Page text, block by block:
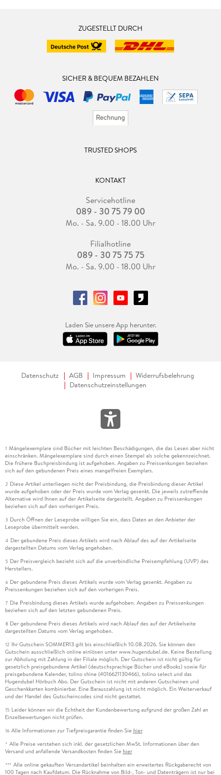
ZUGESTELLT DURCH
SICHER & BEQUEM BEZAHLEN
TRUSTED SHOPS
KONTAKT
Servicehotline
089 - 30 75 79 00
Mo. - Sa. 9.00 - 18.00 Uhr
Filialhotline
089 - 30 75 75 75
Mo. - Sa. 9.00 - 18.00 Uhr
Laden Sie unsere App herunter.
Datenschutz AGB Impressum
Widerrufsbelehrung
Datenschutzeinstellungen
1 Mängelexemplare sind Bücher mit leichten Beschädigungen, die das Lesen aber nicht
einschränken. Mängelexemplare sind durch einen Stempel als solche gekennzeichnet.
Die frühere Buchpreisbindung ist aufgehoben. Angaben zu Preissenkungen beziehen
sich auf den gebundenen Preis eines mangelfreien Exemplars.
2 Diese Artikel unterliegen nicht der Preisbindung, die Preisbindung dieser Artikel
wurde aufgehoben oder der Preis wurde vom Verlag gesenkt. Die jeweils zutreffende
Alternative wird Ihnen auf der Artikelseite dargestellt. Angaben zu Preissenkungen
beziehen sich auf den vorherigen Preis.
3 Durch Öffnen der Leseprobe willigen Sie ein, dass Daten an den Anbieter der
Leseprobe übermittelt werden.
4 Der gebundene Preis dieses Artikels wird nach Ablauf des auf der Artikelseite
dargestellten Datums vom Verlag angehoben.
5 Der Preisvergleich bezieht sich auf die unverbindliche Preisempfehlung (UVP) des
Herstellers.
6 Der gebundene Preis dieses Artikels wurde vom Verlag gesenkt. Angaben zu
Preissenkungen beziehen sich auf den vorherigen Preis.
7 Die Preisbindung dieses Artikels wurde aufgehoben. Angaben zu Preissenkungen
beziehen sich auf den letzten gebundenen Preis.
8 Der gebundene Preis dieses Artikels wird nach Ablauf des auf der Artikelseite
dargestellten Datums vom Verlag angehoben.
12 Ihr Gutschein SOMMER13 gilt bis einschließlich 10.08.2026. Sie können den
Gutschein ausschließlich online einlösen unter www.hugendubel.de. Keine Bestellung
zur Abholung mit Zahlung in der Filiale möglich. Der Gutschein ist nicht gültig für
gesetzlich preisgebundene Artikel (deutschsprachige Bücher und eBooks) sowie für
preisgebundene Kalender, tolino shine (4016621130466), tolino select und das
Hugendubel Hörbuch Abo. Der Gutschein ist nicht mit anderen Gutscheinen und
Geschenkkarten kombinierbar. Eine Barauszahlung ist nicht möglich. Ein Weiterverkauf
und der Handel des Gutscheincodes sind nicht gestattet.
15 Leider können wir die Echtheit der Kundenbewertung aufgrund der großen Zahl an
Einzelbewertungen nicht prüfen.
16 Alle Informationen zur Tiefpreisgarantie finden Sie hier
* Alle Preise verstehen sich inkl. der gesetzlichen MwSt. Informationen über den
Versand und anfallende Versandkosten finden Sie hier
*** Alle online gekauften Versandartikel beinhalten ein erweitertes Rückgaberecht von
100 Tagen nach Kaufdatum. Die Rücknahme von Bild-, Ton- und Datenträgern ist nur bei